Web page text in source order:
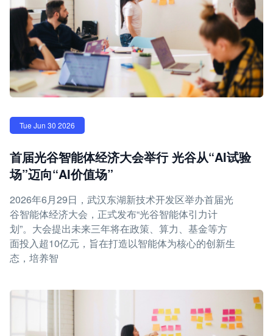
Tue Jun 30 2026
首届光谷智能体经济大会举行 光谷从“AI试验
场”迈向“AI价值场”
2026年6月29日，武汉东湖新技术开发区举办首届光
谷智能体经济大会，正式发布“光谷智能体引力计
划”。大会提出未来三年将在政策、算力、基金等方
面投入超10亿元，旨在打造以智能体为核心的创新生
态，培养智